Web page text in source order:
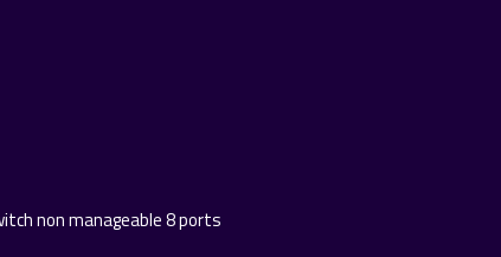
non manageable 8 ports